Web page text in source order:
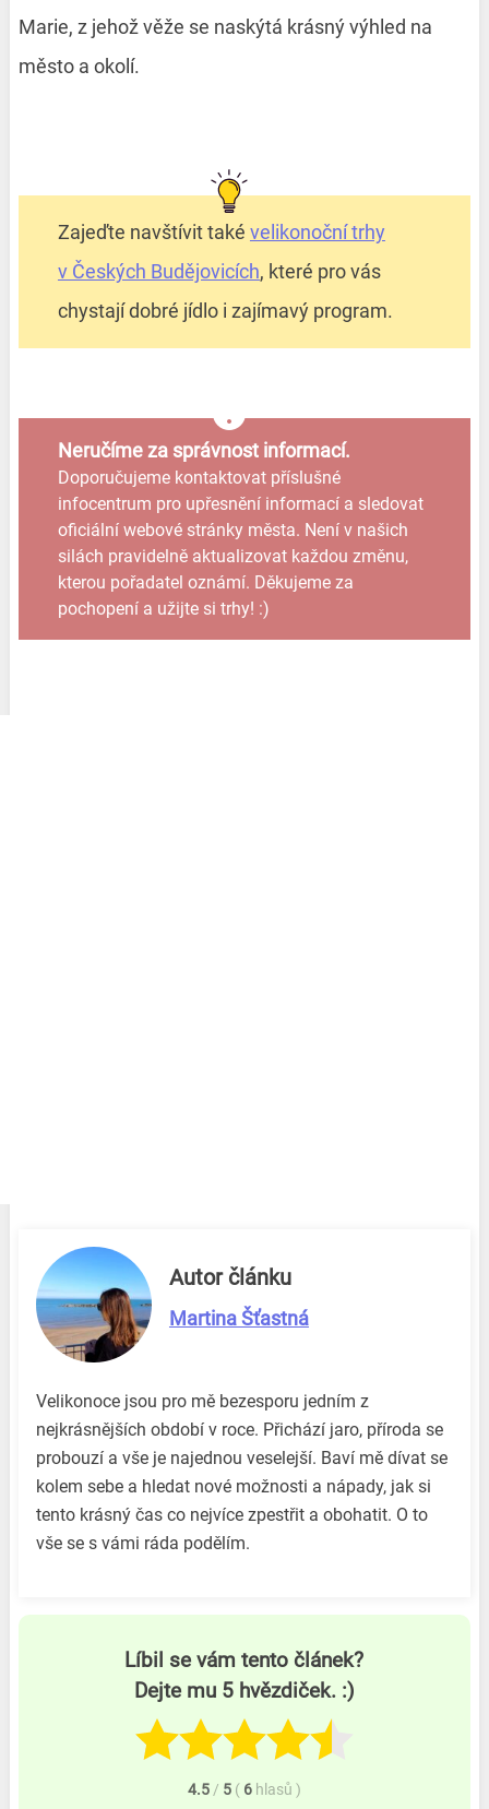
Marie, z jehož věže se naskýtá krásný výhled na
město a okolí.
Zajeďte navštívit také velikonoční trhy
v Českých Budějovicích, které pro vás
chystají dobré jídlo i zajímavý program.
Neručíme za správnost informací.
Doporučujeme kontaktovat příslušné
infocentrum pro upřesnění informací a sledovat
oficiální webové stránky města. Není v našich
silách pravidelně aktualizovat každou změnu,
kterou pořadatel oznámí. Děkujeme za
pochopení a užijte si trhy! :)
Autor článku
Martina Šťastná
Velikonoce jsou pro mě bezesporu jedním z
nejkrásnějších období v roce. Přichází jaro, příroda se
probouzí a vše je najednou veselejší. Baví mě dívat se
kolem sebe a hledat nové možnosti a nápady, jak si
tento krásný čas co nejvíce zpestřit a obohatit. O to
vše se s vámi ráda podělím.
Líbil se vám tento článek?
Dejte mu 5 hvězdiček. :)
4.5 / 5 ( 6 hlasů )